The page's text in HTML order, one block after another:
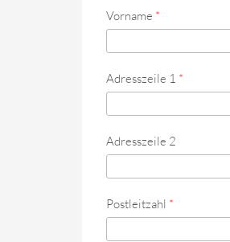
Vorname *
Adresszeile 1 *
Adresszeile 2
Postleitzahl *